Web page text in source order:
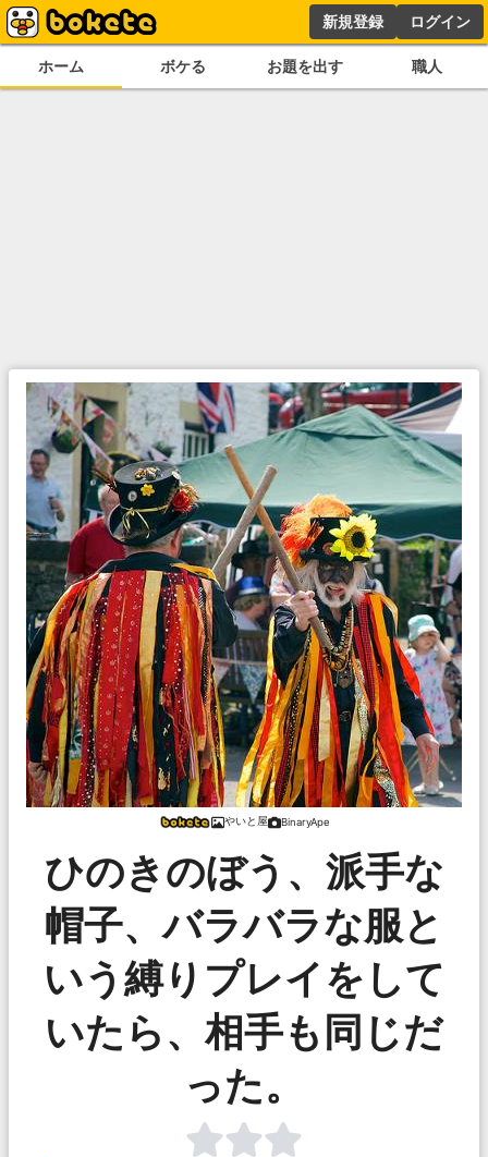
新規登録 ログイン
ホーム ボケる お題を出す 職人
やいと屋 BinaryApe
ひのきのぼう、派手な
帽子、バラバラな服と
いう縛りプレイをして
いたら、相手も同じだ
った。